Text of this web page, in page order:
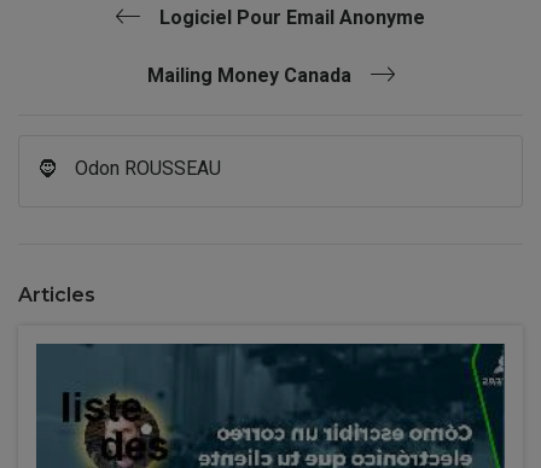
Logiciel Pour Email Anonyme
Mailing Money Canada
🧔 Odon ROUSSEAU
Articles